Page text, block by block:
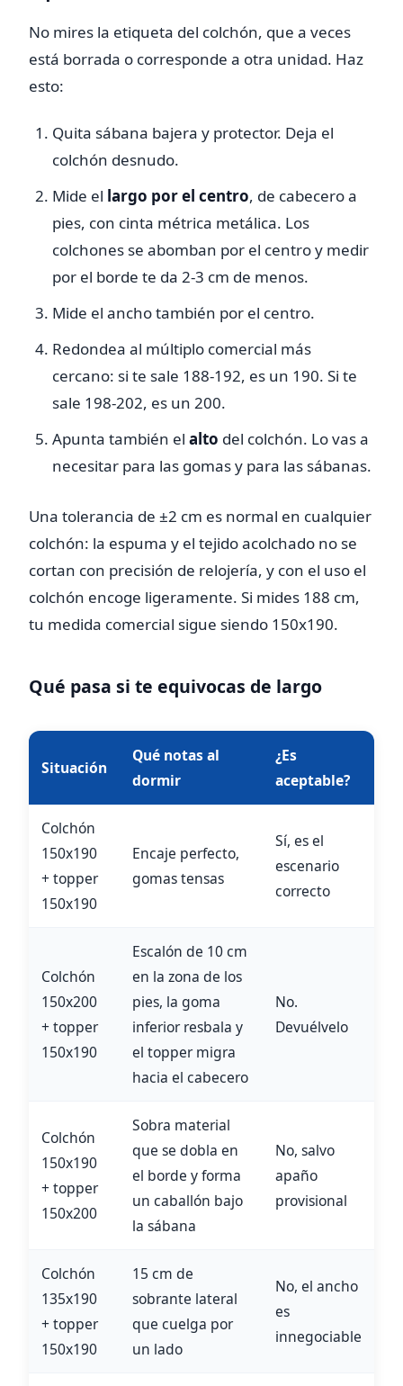
No mires la etiqueta del colchón, que a veces
está borrada o corresponde a otra unidad. Haz
esto:
Quita sábana bajera y protector. Deja el
colchón desnudo.
Mide el largo por el centro, de cabecero a
pies, con cinta métrica metálica. Los
colchones se abomban por el centro y medir
por el borde te da 2-3 cm de menos.
Mide el ancho también por el centro.
Redondea al múltiplo comercial más
cercano: si te sale 188-192, es un 190. Si te
sale 198-202, es un 200.
Apunta también el alto del colchón. Lo vas a
necesitar para las gomas y para las sábanas.
Una tolerancia de ±2 cm es normal en cualquier
colchón: la espuma y el tejido acolchado no se
cortan con precisión de relojería, y con el uso el
colchón encoge ligeramente. Si mides 188 cm,
tu medida comercial sigue siendo 150x190.
Qué pasa si te equivocas de largo
Situación
Qué notas al
dormir
¿Es
aceptable?
Colchón
150x190
+ topper
150x190
Encaje perfecto,
gomas tensas
Sí, es el
escenario
correcto
Colchón
150x200
+ topper
150x190
Escalón de 10 cm
en la zona de los
pies, la goma
inferior resbala y
el topper migra
hacia el cabecero
No.
Devuélvelo
Colchón
150x190
+ topper
150x200
Sobra material
que se dobla en
el borde y forma
un caballón bajo
la sábana
No, salvo
apaño
provisional
Colchón
135x190
+ topper
150x190
15 cm de
sobrante lateral
que cuelga por
un lado
No, el ancho
es
innegociable